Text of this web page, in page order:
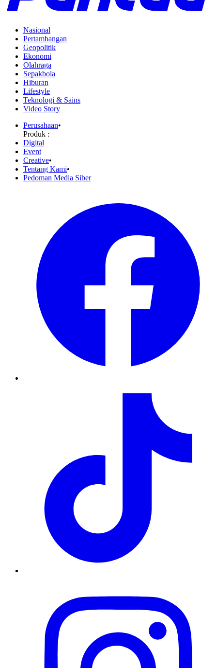
Nasional
Pertambangan
Geopolitik
Ekonomi
Olahraga
Sepakbola
Hiburan
Lifestyle
Teknologi & Sains
Video Story
Perusahaan•
Produk :
Digital
Event
Creative•
Tentang Kami•
Pedoman Media Siber